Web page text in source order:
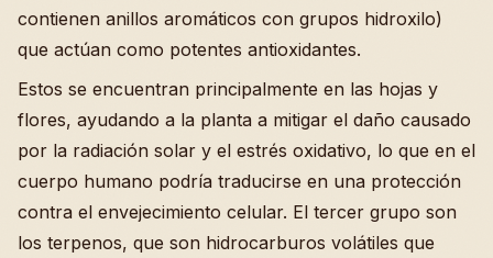
contienen anillos aromáticos con grupos hidroxilo)
que actúan como potentes antioxidantes.
Estos se encuentran principalmente en las hojas y
flores, ayudando a la planta a mitigar el daño causado
por la radiación solar y el estrés oxidativo, lo que en el
cuerpo humano podría traducirse en una protección
contra el envejecimiento celular. El tercer grupo son
los terpenos, que son hidrocarburos volátiles que